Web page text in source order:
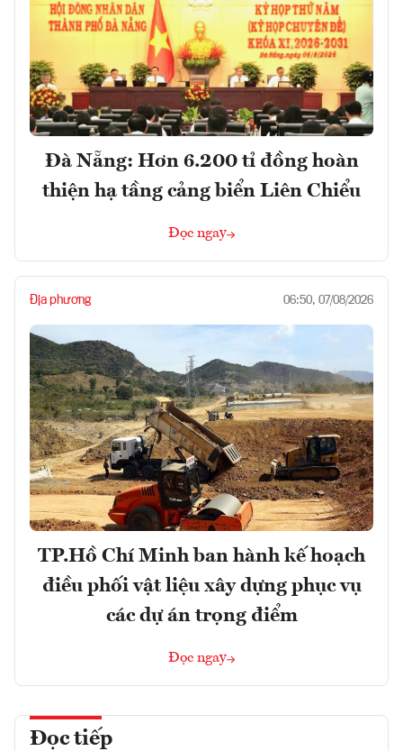
Đà Nẵng: Hơn 6.200 tỉ đồng hoàn
thiện hạ tầng cảng biển Liên Chiểu
Đọc ngay
Địa phương 06:50, 07/08/2026
TP.Hồ Chí Minh ban hành kế hoạch
điều phối vật liệu xây dựng phục vụ
các dự án trọng điểm
Đọc ngay
Đọc tiếp